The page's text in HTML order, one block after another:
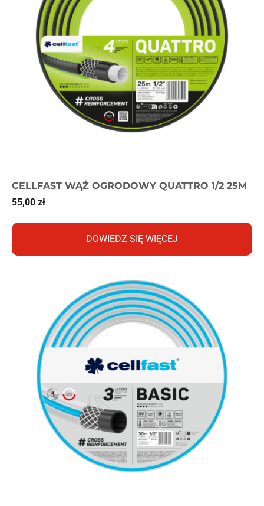
CELLFAST WĄŻ OGRODOWY QUATTRO 1/2 25M
55,00 zł
DOWIEDZ SIĘ WIĘCEJ